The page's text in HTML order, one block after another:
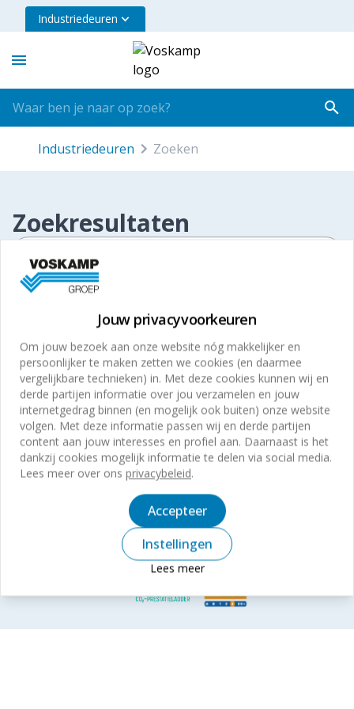
Industriedeuren
industriedeuren zoeken
Zoekresultaten
Andere divisies
Voskamp Groep
Aluminium
Groothandel voor bouw en industrie
Groothandel voor industrie
Toegangstechniek
Beveiligingstechniek
Over ons
Wie zijn wij?
Onze certificaten
Contact
Contact
Storing of schade melden
Aanvraag onderhoudsovereenkomst
Algemene voorwaarden
Disclaimer
Toegankelijkheidsverklaring
Jouw privacyvoorkeuren
Om jouw bezoek aan onze website nóg makkelijker en
persoonlijker te maken zetten we cookies (en daarmee
vergelijkbare technieken) in. Met deze cookies kunnen wij en
derde partijen informatie over jou verzamelen en jouw
internetgedrag binnen (en mogelijk ook buiten) onze website
volgen. Met deze informatie passen wij en derde partijen
content aan jouw interesses en profiel aan. Daarnaast is het
dankzij cookies mogelijk informatie te delen via social media.
Lees meer over ons privacybeleid.
Accepteer
Instellingen
Lees meer